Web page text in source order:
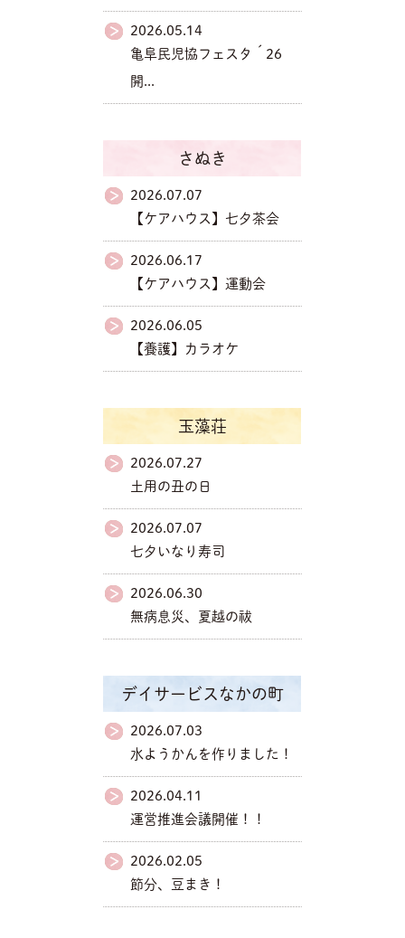
2026.05.14
亀阜民児協フェスタ´26
開...
さぬき
2026.07.07
【ケアハウス】七夕茶会
2026.06.17
【ケアハウス】運動会
2026.06.05
【養護】カラオケ
玉藻荘
2026.07.27
土用の丑の日
2026.07.07
七夕いなり寿司
2026.06.30
無病息災、夏越の祓
デイサービスなかの町
2026.07.03
水ようかんを作りました！
2026.04.11
運営推進会議開催！！
2026.02.05
節分、豆まき！